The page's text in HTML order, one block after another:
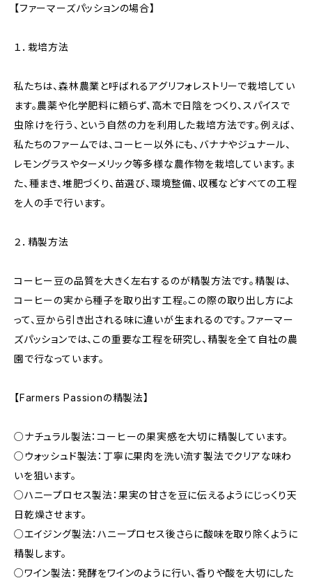
【ファーマーズパッションの場合】
１．栽培方法
私たちは、森林農業と呼ばれるアグリフォレストリーで栽培してい
ます。農薬や化学肥料に頼らず、高木で日陰をつくり、スパイスで
虫除けを行う、という自然の力を利用した栽培方法です。例えば、
私たちのファームでは、コーヒー以外にも、バナナやジュナール、
レモングラスやターメリック等多様な農作物を栽培しています。ま
た、種まき、堆肥づくり、苗選び、環境整備、収穫などすべての工程
を人の手で行います。
２．精製方法
コーヒー豆の品質を大きく左右するのが精製方法です。精製は、
コーヒーの実から種子を取り出す工程。この際の取り出し方によ
って、豆から引き出される味に違いが生まれるのです。ファーマー
ズパッションでは、この重要な工程を研究し、精製を全て自社の農
園で行なっています。
【Farmers Passionの精製法】
○ナチュラル製法：コーヒーの果実感を大切に精製しています。
○ウォッシュド製法：丁寧に果肉を洗い流す製法でクリアな味わ
いを狙います。
○ハニープロセス製法：果実の甘さを豆に伝えるようにじっくり天
日乾燥させます。
○エイジング製法：ハニープロセス後さらに酸味を取り除くように
精製します。
○ワイン製法：発酵をワインのように行い、香りや酸を大切にした